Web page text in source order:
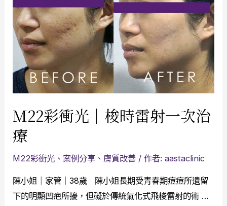
M22彩衝光｜梭時雷射一次治
療
M22彩衝光 、案例分享 、 膚質改善 / 作者:aastaclinic
陳小姐｜家管｜38歲 陳小姐長期受青春期痘痘所遺留
下的明顯凹疤所擾，但礙於傳統氣化式飛梭雷射的術 …